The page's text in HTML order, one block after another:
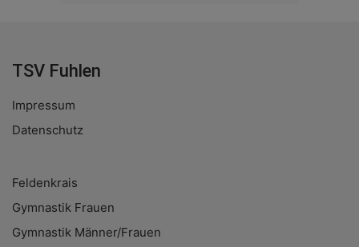
TSV Fuhlen
Impressum
Datenschutz
Feldenkrais
Gymnastik Frauen
Gymnastik Männer/Frauen